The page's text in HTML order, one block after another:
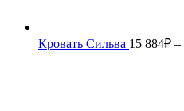
Кровать Сильва 15 884₽ –